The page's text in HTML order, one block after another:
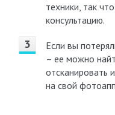
техники, так
консультацию.
Если вы
– ее можно
отсканировать
на свой